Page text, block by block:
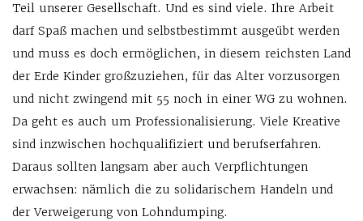
Teil unserer Gesellschaft. Und es sind viele. Ihre Arbeit
darf Spaß machen und selbstbestimmt ausgeübt werden
und muss es doch ermöglichen, in diesem reichsten Land
der Erde Kinder großzuziehen, für das Alter vorzusorgen
und nicht zwingend mit 55 noch in einer WG zu wohnen.
Da geht es auch um Professionalisierung. Viele Kreative
sind inzwischen hochqualifiziert und berufserfahren.
Daraus sollten langsam aber auch Verpflichtungen
erwachsen: nämlich die zu solidarischem Handeln und
der Verweigerung von Lohndumping.